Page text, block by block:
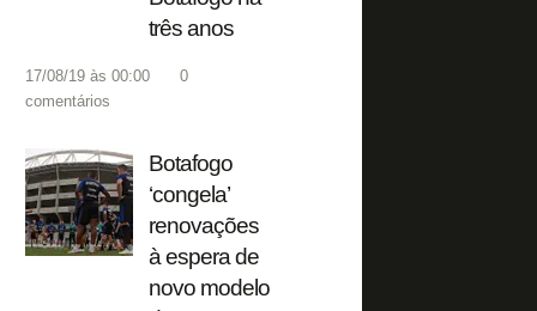
três anos
17/08/19 às 00:00
0
comentários
Botafogo
‘congela’
renovações
à espera de
novo modelo